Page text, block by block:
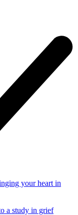
your heart in
a study in grief